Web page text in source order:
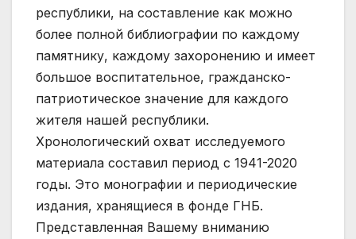
республики, на составление как можно
более полной библиографии по каждому
памятнику, каждому захоронению и имеет
большое воспитательное, гражданско-
патриотическое значение для каждого
жителя нашей республики.
Хронологический охват исследуемого
материала составил период с 1941-2020
годы. Это монографии и периодические
издания, хранящиеся в фонде ГНБ.
Представленная Вашему вниманию